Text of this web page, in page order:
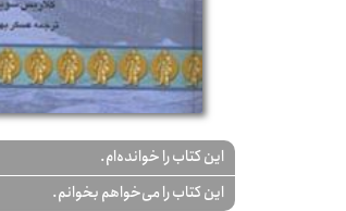
این کتاب را خوانده‌ام.
این کتاب را می‌خواهم بخوانم.